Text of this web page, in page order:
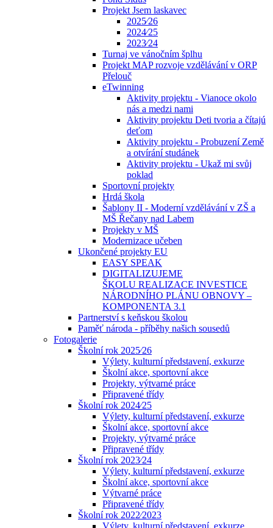
Projekt Jsem laskavec
2025⁄26
2024⁄25
2023⁄24
Turnaj ve vánočním šplhu
Projekt MAP rozvoje vzdělávání v ORP
Přelouč
eTwinning
Aktivity projektu - Vianoce okolo
nás a medzi nami
Aktivity projektu Deti tvoria a čítajú
deťom
Aktivity projektu - Probuzení Země
a otvírání studánek
Aktivity projektu - Ukaž mi svůj
poklad
Sportovní projekty
Hrdá škola
Šablony II - Moderní vzdělávání v ZŠ a
MŠ Řečany nad Labem
Projekty v MŠ
Modernizace učeben
Ukončené projekty EU
EASY SPEAK
DIGITALIZUJEME
ŠKOLU REALIZACE INVESTICE
NÁRODNÍHO PLÁNU OBNOVY –
KOMPONENTA 3.1
Partnerství s keňskou školou
Paměť národa - příběhy našich sousedů
Fotogalerie
Školní rok 2025⁄26
Výlety, kulturní představení, exkurze
Školní akce, sportovní akce
Projekty, výtvarné práce
Připravené třídy
Školní rok 2024⁄25
Výlety, kulturní představení, exkurze
Školní akce, sportovní akce
Projekty, výtvarné práce
Připravené třídy
Školní rok 2023⁄24
Výlety, kulturní představení, exkurze
Školní akce, sportovní akce
Výtvarné práce
Připravené třídy
Školní rok 2022⁄2023
Výlety, kulturní představení, exkurze